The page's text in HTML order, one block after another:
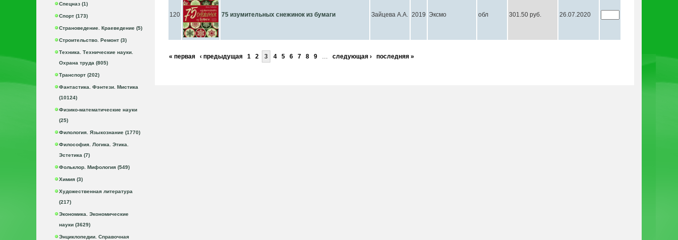
Спецназ (1)
Спорт (173)
Страноведение. Краеведение (5)
Строительство. Ремонт (3)
Техника. Технические науки.
Охрана труда (805)
Транспорт (202)
Фантастика. Фэнтези. Мистика
(10124)
Физико-математические науки
(25)
Филология. Языкознание (1770)
Философия. Логика. Этика.
Эстетика (7)
Фольклор. Мифология (549)
Химия (3)
Художественная литература
(217)
Экономика. Экономические
науки (3629)
Энциклопедии. Справочная
120 75 изумительных снежинок из бумаги Зайцева А.А. 2019 Эксмо обл 301.50 руб. 26.07.2020
« первая ‹ предыдущая 1 2 3 4 5 6 7 8 9 … следующая › последняя »